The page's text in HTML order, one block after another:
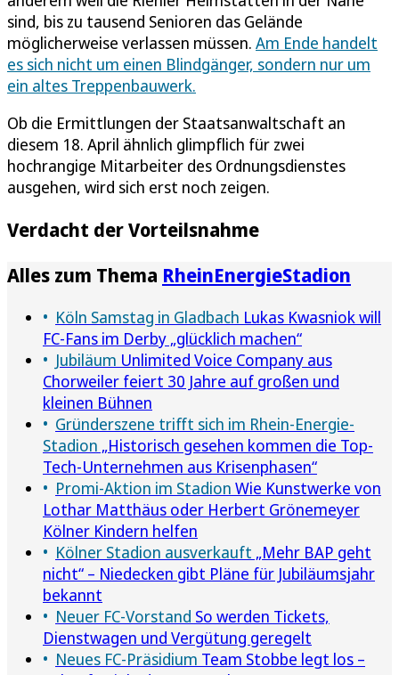
sind, bis zu tausend Senioren das Gelände
möglicherweise verlassen müssen. Am Ende handelt
es sich nicht um einen Blindgänger, sondern nur um
ein altes Treppenbauwerk.
Ob die Ermittlungen der Staatsanwaltschaft an
diesem 18. April ähnlich glimpflich für zwei
hochrangige Mitarbeiter des Ordnungsdienstes
ausgehen, wird sich erst noch zeigen.
Verdacht der Vorteilsnahme
Alles zum Thema RheinEnergieStadion
Köln Samstag in Gladbach Lukas Kwasniok will
FC-Fans im Derby „glücklich machen“
Jubiläum Unlimited Voice Company aus
Chorweiler feiert 30 Jahre auf großen und
kleinen Bühnen
Gründerszene trifft sich im Rhein-Energie-
Stadion „Historisch gesehen kommen die Top-
Tech-Unternehmen aus Krisenphasen“
Promi-Aktion im Stadion Wie Kunstwerke von
Lothar Matthäus oder Herbert Grönemeyer
Kölner Kindern helfen
Kölner Stadion ausverkauft „Mehr BAP geht
nicht“ – Niedecken gibt Pläne für Jubiläumsjahr
bekannt
Neuer FC-Vorstand So werden Tickets,
Dienstwagen und Vergütung geregelt
Neues FC-Präsidium Team Stobbe legt los –